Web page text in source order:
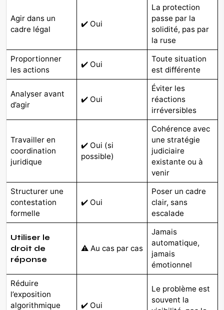
Agir dans un
cadre légal
✔️ Oui
La protection
passe par la
solidité, pas par
la ruse
Proportionner
les actions
✔️ Oui
Toute situation
est différente
Analyser avant
d’agir
✔️ Oui
Éviter les
réactions
irréversibles
Travailler en
coordination
juridique
✔️ Oui (si
possible)
Cohérence avec
une stratégie
judiciaire
existante ou à
venir
Structurer une
contestation
formelle
✔️ Oui
Poser un cadre
clair, sans
escalade
Utiliser le
droit de
réponse
⚠️ Au cas par cas
Jamais
automatique,
jamais
émotionnel
Réduire
l’exposition
algorithmique
✔️ Oui
Le problème est
souvent la